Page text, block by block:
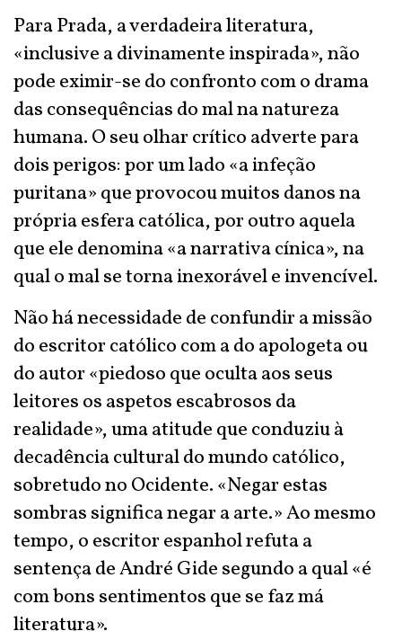
Para Prada, a verdadeira literatura,
«inclusive a divinamente inspirada», não
pode eximir-se do confronto com o drama
das consequências do mal na natureza
humana. O seu olhar crítico adverte para
dois perigos: por um lado «a infeção
puritana» que provocou muitos danos na
própria esfera católica, por outro aquela
que ele denomina «a narrativa cínica», na
qual o mal se torna inexorável e invencível.
Não há necessidade de confundir a missão
do escritor católico com a do apologeta ou
do autor «piedoso que oculta aos seus
leitores os aspetos escabrosos da
realidade», uma atitude que conduziu à
decadência cultural do mundo católico,
sobretudo no Ocidente. «Negar estas
sombras significa negar a arte.» Ao mesmo
tempo, o escritor espanhol refuta a
sentença de André Gide segundo a qual «é
com bons sentimentos que se faz má
literatura».